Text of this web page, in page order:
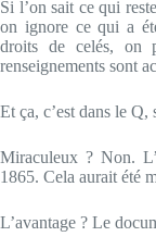
Si l’on sait ce qui
on ignore ce qui a
droits de celés, on
renseignements sont
Et ça, c’est dans le Q,
Miraculeux ? Non.
1865. Cela aurait été
L’avantage ? Le